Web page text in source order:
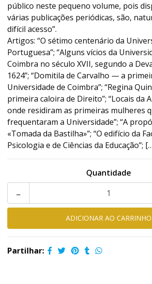
público neste pequeno volume, pois
várias publicações periódicas, são,
difícil acesso”.
Artigos: “O sétimo centenário da
Portuguesa”; “Alguns vícios da
Coimbra no século XVII, segundo a
1624”; “Domitila de Carvalho — a
Universidade de Coimbra”; “Regina
primeira caloira de Direito”; “Locais da
onde residiram as primeiras mulheres
frequentaram a Universidade”; “A
«Tomada da Bastilha»”; “O edifício da
Psicologia e de Ciências da Educação”;
Quantidade
-
Partilhar: